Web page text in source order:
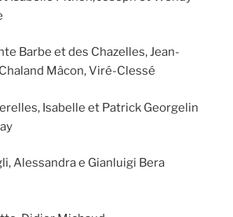
Barbe et des Chazelles, Jean-
Mâcon, Viré-Clessé
Isabelle et Patrick Georgelin
Alessandra e Gianluigi Bera